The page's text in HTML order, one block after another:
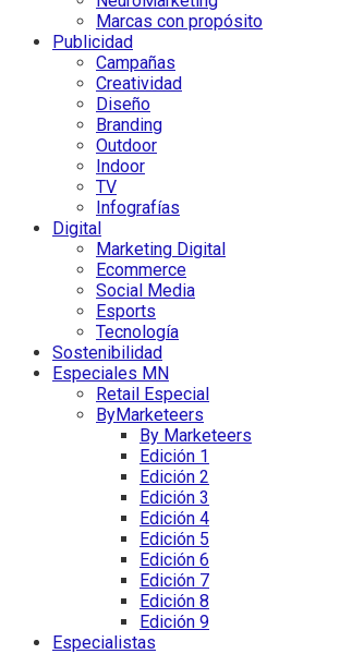
Marcas con propósito
Publicidad
Campañas
Creatividad
Diseño
Branding
Outdoor
Indoor
TV
Infografías
Digital
Marketing Digital
Ecommerce
Social Media
Esports
Tecnología
Sostenibilidad
Especiales MN
Retail Especial
ByMarketeers
By Marketeers
Edición 1
Edición 2
Edición 3
Edición 4
Edición 5
Edición 6
Edición 7
Edición 8
Edición 9
Especialistas